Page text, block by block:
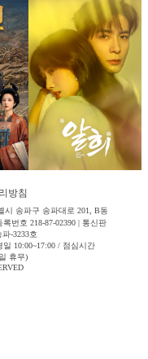
방침
시 송파구 송파대로 201, B동
번호 218-87-02390 | 통신판
-3233호
일 10:00~17:00 / 점심시간
휴무)